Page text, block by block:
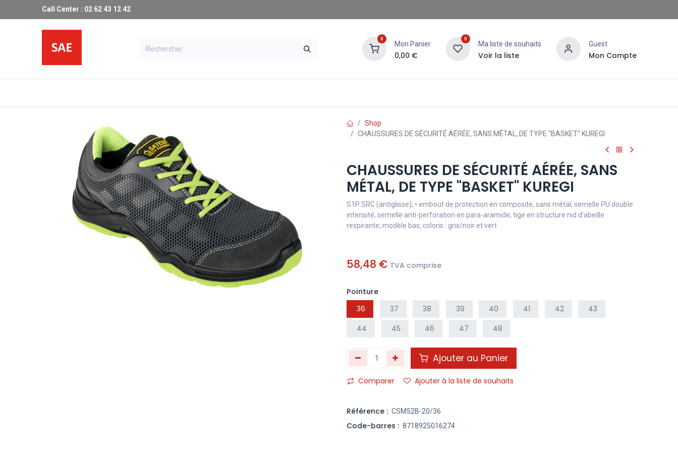
Call Center : 02 62 43 12 42
0
Mon Panier
0,00 €
0
Ma liste de souhaits
Voir la liste
Guest
Mon Compte
Shop
CHAUSSURES DE SÉCURITÉ AÉRÉE, SANS MÉTAL, DE TYPE "BASKET" KUREGI
CHAUSSURES DE SÉCURITÉ AÉRÉE, SANS
MÉTAL, DE TYPE "BASKET" KUREGI
S1P SRC (antiglisse); • embout de protection en composite; sans métal; semelle PU double
intensité; semelle anti-perforation en para-aramide; tige en structure nid d'abeille
respirante; modèle bas; coloris : gris/noir et vert
58,48 € TVA comprise
Pointure
36
37 38 39 40 41 42
43
44
45 46 47 48
Ajouter au Panier
Comparer Ajouter à la liste de souhaits
Référence : CSM52B-20/36
Code-barres : 8718925016274